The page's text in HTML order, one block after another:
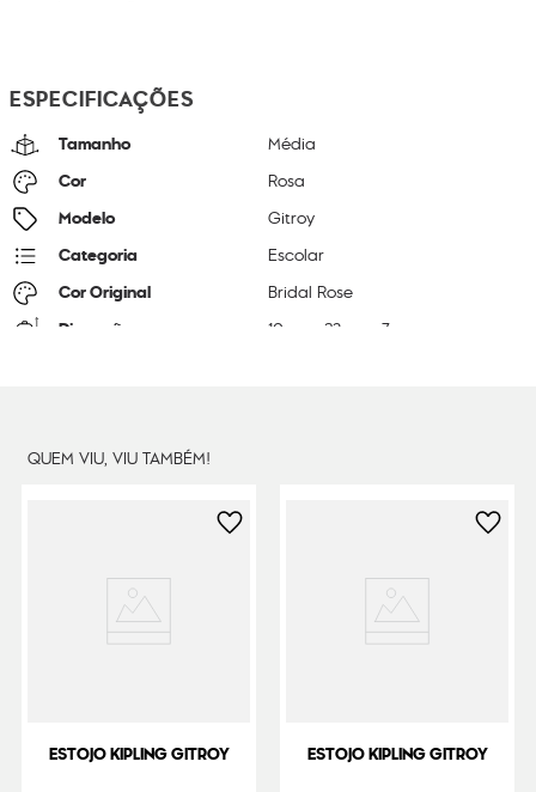
ESPECIFICAÇÕES
Tamanho Média
Cor Rosa
Modelo Gitroy
Categoria Escolar
Cor Original Bridal Rose
Dimensões 10 23 7
QUEM VIU, VIU TAMBÉM!
ESTOJO KIPLING GITROY ESTOJO KIPLING GITROY